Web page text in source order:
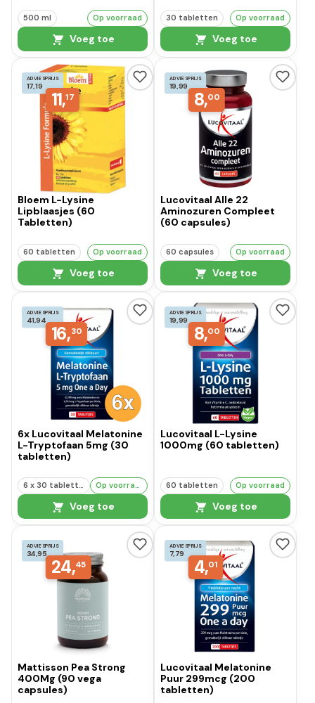
500 ml Op voorraad
Voeg toe
30 tabletten Op voorraad
Voeg toe
ADVIESPRIJS
17,19
11,17
Bloem L-Lysine
Lipblaasjes (60
Tabletten)
60 tabletten Op voorraad
Voeg toe
ADVIESPRIJS
19,99
8,00
Lucovitaal Alle 22
Aminozuren Compleet
(60 capsules)
60 capsules Op voorraad
Voeg toe
ADVIESPRIJS
41,94
16,30
6x Lucovitaal Melatonine
L-Tryptofaan 5mg (30
tabletten)
6 x 30 tabletten Op voorraad
Voeg toe
ADVIESPRIJS
19,99
8,00
Lucovitaal L-Lysine
1000mg (60 tabletten)
60 tabletten Op voorraad
Voeg toe
ADVIESPRIJS
34,95
24,45
Mattisson Pea Strong
400Mg (90 vega
capsules)
ADVIESPRIJS
7,79
4,01
Lucovitaal Melatonine
Puur 299mcg (200
tabletten)